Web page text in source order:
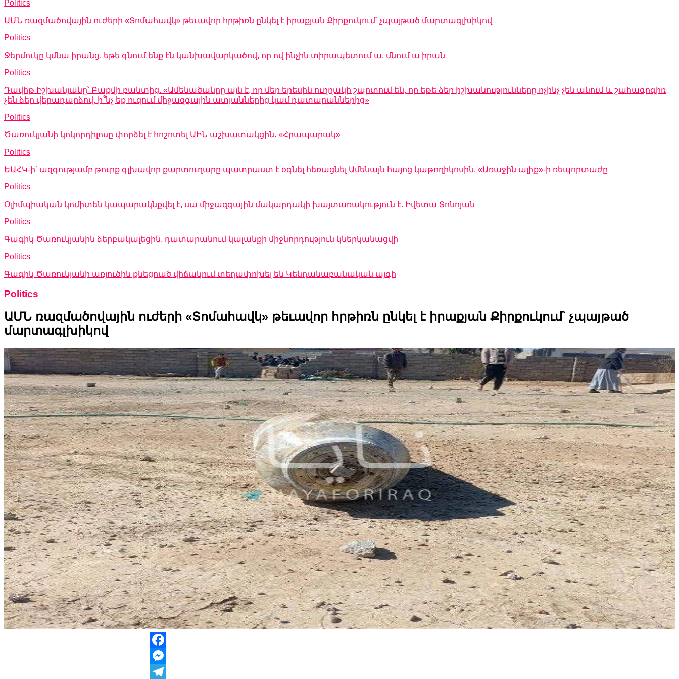
Politics
ԱՄՆ ռազմածովային ուժերի «Տոմահավկ» թեւավոր հրթիռն ընկել է իրաքյան Քիրքուկում՝ չպայթած մարտագլխիկով
Politics
Ջերմուկը կմնա իրանց, եթե գնում ենք էն կանխավարկածով, որ ով ինչին տիրապետում ա, մնում ա իրան
Politics
Դավիթ Իշխանյանը՝ Բաքվի բանտից. «Ամենածանրը այն է, որ մեր երեսին ուղղակի շպրտում են, որ եթե ձեր իշխանությունները ոչինչ չեն անում և շահագրգիռ
չեն ձեր վերադարձով, ի՞նչ եք ուզում միջազգային ատյաններից կամ դատարաններից»
Politics
Ծառուկյանի կոկորդիլոսը փորձել է հոշոտել ԱԻՆ աշխատակցին. «Հրապարակ»
Politics
ԵԱՀԿ-ի՝ ազգությամբ թուրք գլխավոր քարտուղարը պատրաստ է օգնել հեռացնել Ամենայն հայոց կաթողիկոսին. «Առաջին ալիք»-ի ռեպորտաժը
Politics
Օլիմպիական կոմիտեն կապարակնքվել է, սա միջազգային մակարդակի խայտառակություն է. Իվետա Տոնոյան
Politics
Գագիկ Ծառուկյանին ձերբակալեցին, դատարանում կալանքի միջնորդություն կներկանացվի
Politics
Գագիկ Ծառուկյանի առյուծին քնեցրած վիճակում տեղափոխել են Կենդանաբանական այգի
Politics
ԱՄՆ ռազմածովային ուժերի «Տոմահավկ» թեւավոր հրթիռն ընկել է իրաքյան Քիրքուկում՝ չպայթած
մարտագլխիկով
Facebook
Messenger